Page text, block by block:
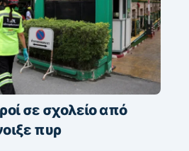
σε σχολείο από
πυρ